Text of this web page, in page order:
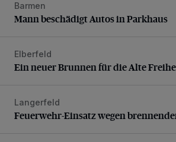
Mann beschädigt Autos in Parkhaus
Barmen
Mann beschädigt Autos in Parkhaus
Ein neuer Brunnen für die Alte Freiheit
Elberfeld
Ein neuer Brunnen für die Alte
Feuerwehr-Einsatz wegen
Langerfeld
Feuerwehr-Einsatz wegen